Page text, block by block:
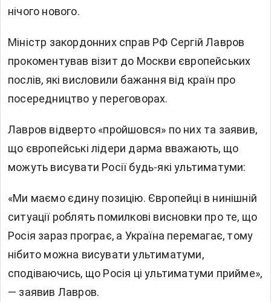
нічого нового.
Міністр закордонних справ РФ Сергій Лавров
прокоментував візит до Москви європейських
послів, які висловили бажання від країн про
посередництво у переговорах.
Лавров відверто «пройшовся» по них та заявив,
що європейські лідери дарма вважають, що
можуть висувати Росії будь-які ультиматуми:
«Ми маємо єдину позицію. Європейці в нинішній
ситуації роблять помилкові висновки про те, що
Росія зараз програє, а Україна перемагає, тому
нібито можна висувати ультиматуми,
сподіваючись, що Росія ці ультиматуми прийме»,
— заявив Лавров.